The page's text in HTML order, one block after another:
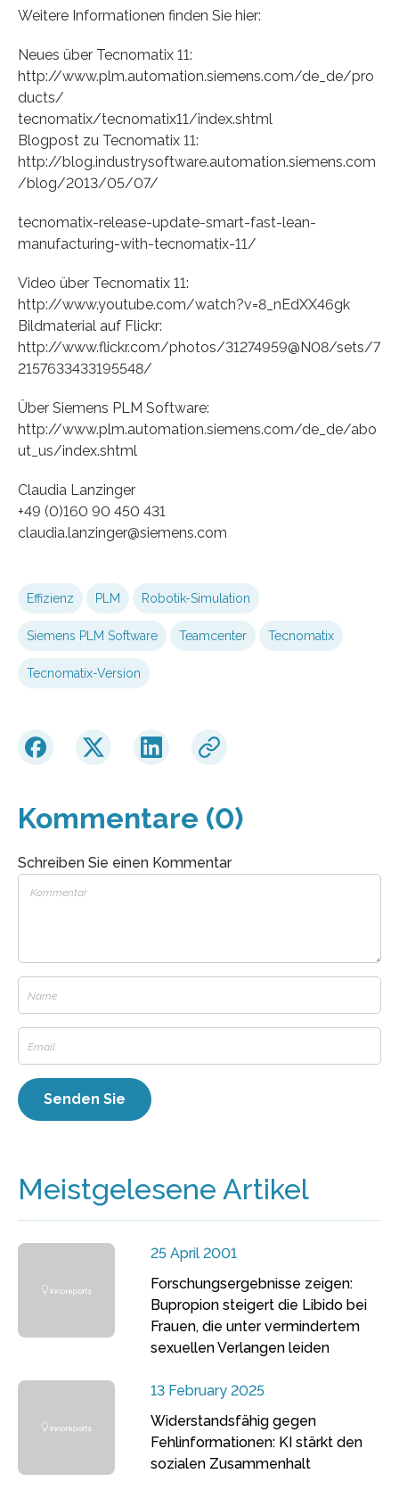
Weitere Informationen finden Sie hier:
Neues über Tecnomatix 11:
http://www.plm.automation.siemens.com/de_de/pro
ducts/
tecnomatix/tecnomatix11/index.shtml
Blogpost zu Tecnomatix 11:
http://blog.industrysoftware.automation.siemens.com
/blog/2013/05/07/
tecnomatix-release-update-smart-fast-lean-
manufacturing-with-tecnomatix-11/
Video über Tecnomatix 11:
http://www.youtube.com/watch?v=8_nEdXX46gk
Bildmaterial auf Flickr:
http://www.flickr.com/photos/31274959@N08/sets/7
2157633433195548/
Über Siemens PLM Software:
http://www.plm.automation.siemens.com/de_de/abo
ut_us/index.shtml
Claudia Lanzinger
+49 (0)160 90 450 431
claudia.lanzinger@siemens.com
Effizienz PLM Robotik-Simulation
Siemens PLM Software Teamcenter Tecnomatix
Tecnomatix-Version
Kommentare (0)
Schreiben Sie einen Kommentar
Meistgelesene Artikel
25 April 2001
Forschungsergebnisse zeigen:
Bupropion steigert die Libido bei
Frauen, die unter vermindertem
sexuellen Verlangen leiden
13 February 2025
Widerstandsfähig gegen
Fehlinformationen: KI stärkt den
sozialen Zusammenhalt